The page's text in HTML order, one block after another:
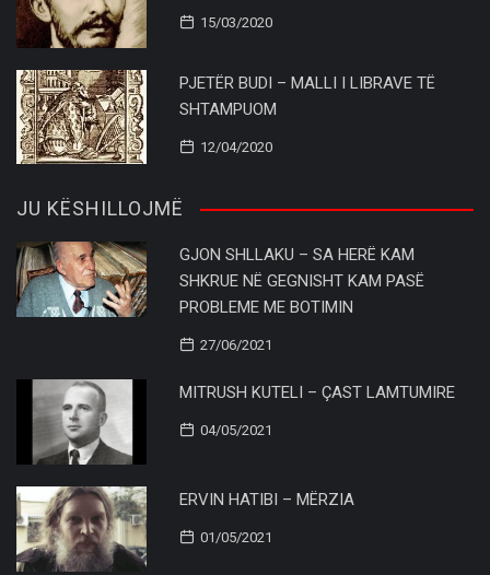
15/03/2020
PJETËR BUDI – MALLI I LIBRAVE TË
SHTAMPUOM
12/04/2020
JU KËSHILLOJMË
GJON SHLLAKU – SA HERË KAM
SHKRUE NË GEGNISHT KAM PASË
PROBLEME ME BOTIMIN
27/06/2021
MITRUSH KUTELI – ÇAST LAMTUMIRE
04/05/2021
ERVIN HATIBI – MËRZIA
01/05/2021